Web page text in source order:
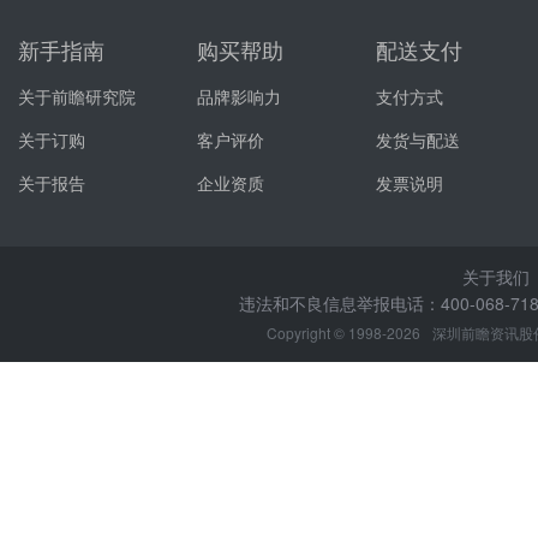
新手指南
关于前瞻研究院
关于订购
关于报告
购买帮助
品牌影响力
客户评价
企业资质
配送支付
支付方式
发货与配送
发票说明
关于我们
违法和不良信息举报电话：400-068-
Copyright © 1998-2026 深圳前瞻资讯股